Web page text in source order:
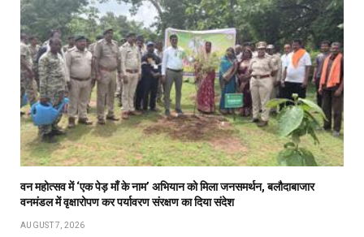
वन महोत्सव में ‘एक पेड़ माँ के नाम’ अभियान को मिला जनसमर्थन, बलौदाबाजार
वनमंडल में वृक्षारोपण कर पर्यावरण संरक्षण का दिया संदेश
AUGUST 7, 2026